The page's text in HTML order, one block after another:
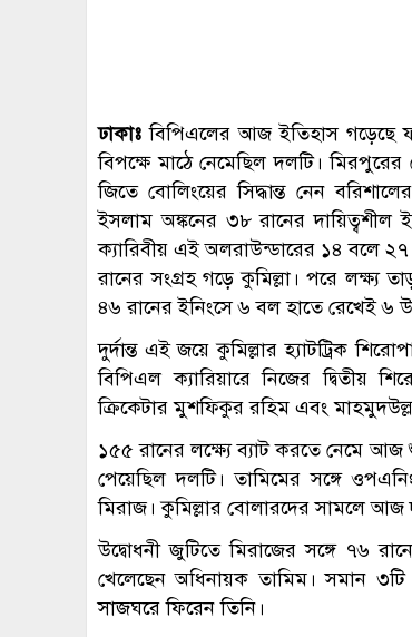
ঢাকাঃ বিপিএলের আজ ইতিহাস গড়েছে
বিপক্ষে মাঠে নেমেছিল দলটি। মিরপুরের
জিতে বোলিংয়ের সিদ্ধান্ত নেন
ইসলাম অঙ্কনের ৩৮ রানের দায়িত্বশীল
ক্যারিবীয় এই অলরাউন্ডারের ১৪ বলে
রানের সংগ্রহ গড়ে কুমিল্লা। পরে লক্ষ্য
৪৬ রানের ইনিংসে ৬ বল হাতে রেখেই ৬
দুর্দান্ত এই জয়ে কুমিল্লার হ্যাটট্রিক
বিপিএল ক্যারিয়ারে নিজের দ্বিতীয়
ক্রিকেটার মুশফিকুর রহিম এবং
১৫৫ রানের লক্ষ্যে ব্যাট করতে নেমে আজ
পেয়েছিল দলটি। তামিমের সঙ্গে
মিরাজ। কুমিল্লার বোলারদের সামলে
উদ্বোধনী জুটিতে মিরাজের সঙ্গে ৭৬
খেলেছেন অধিনায়ক তামিম। সমান
সাজঘরে ফিরেন তিনি।